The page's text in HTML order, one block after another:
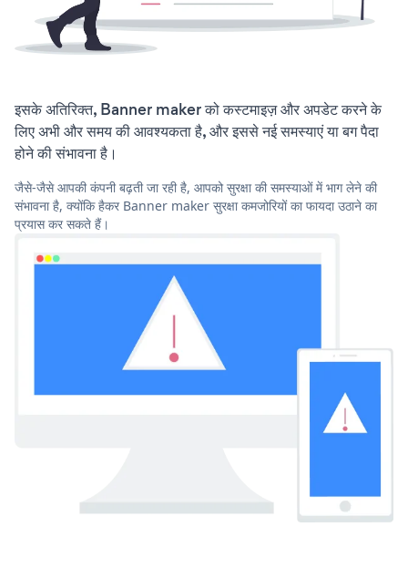
इसके अतिरिक्त, Banner maker को कस्टमाइज़ और अपडेट करने के
लिए अभी और समय की आवश्यकता है, और इससे नई समस्याएं या बग पैदा
होने की संभावना है।
जैसे-जैसे आपकी कंपनी बढ़ती जा रही है, आपको सुरक्षा की समस्याओं में भाग लेने की
संभावना है, क्योंकि हैकर Banner maker सुरक्षा कमजोरियों का फायदा उठाने का
प्रयास कर सकते हैं।